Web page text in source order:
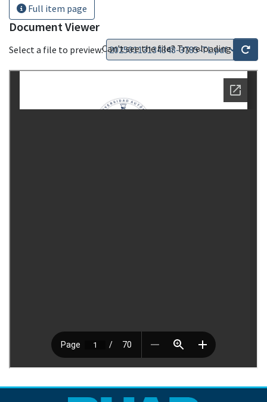
Full item page
Document Viewer
Select a file to preview:Can't see the file? Try reloading